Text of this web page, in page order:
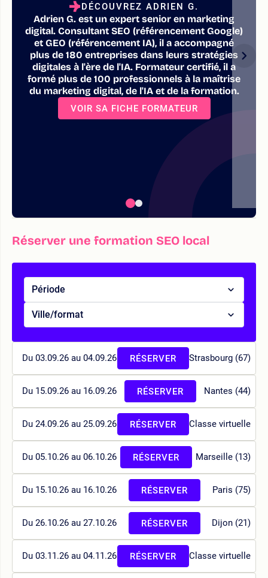
DÉCOUVREZ ADRIEN G.
Adrien G. est un expert senior en marketing
digital. Consultant SEO (référencement Google)
et GEO (référencement IA), il a accompagné
plus de 180 entreprises dans leurs stratégies
digitales à l'ère de l'IA. Formateur certifié, il a
formé plus de 100 professionnels à la maîtrise
du marketing digital, de l'IA et de la formation.
VOIR SA FICHE FORMATEUR
Réserver une formation SEO local
Période
Ville/format
Du 03.09.26 au 04.09.26 Strasbourg (67)
RÉSERVER
Du 15.09.26 au 16.09.26 Nantes (44)
RÉSERVER
Du 24.09.26 au 25.09.26 Classe virtuelle
RÉSERVER
Du 05.10.26 au 06.10.26 Marseille (13)
RÉSERVER
Du 15.10.26 au 16.10.26 Paris (75)
RÉSERVER
Du 26.10.26 au 27.10.26 Dijon (21)
RÉSERVER
Du 03.11.26 au 04.11.26 Classe virtuelle
RÉSERVER